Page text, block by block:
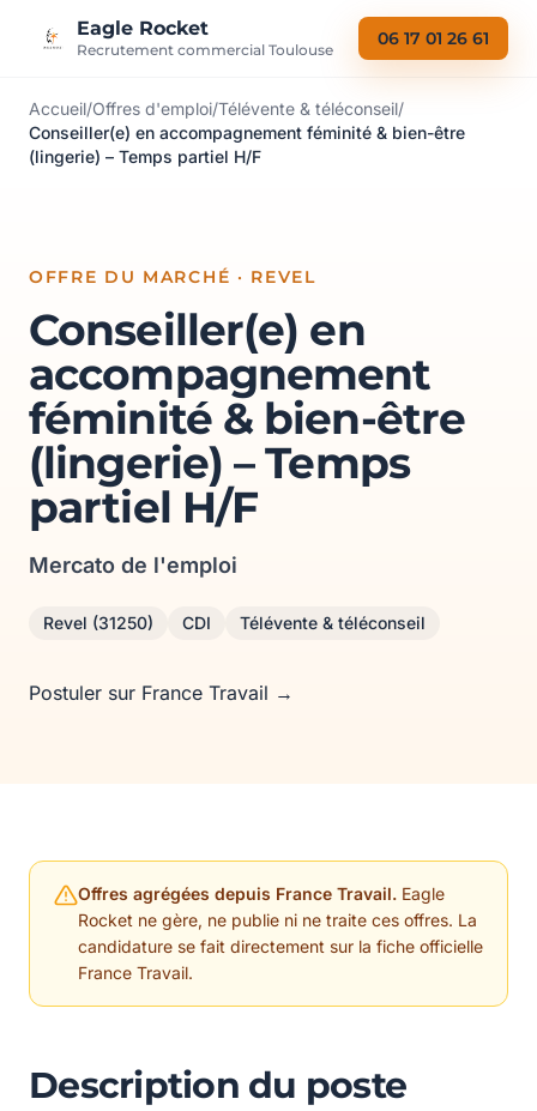
Eagle Rocket
Recrutement commercial Toulouse
06 17 01 26 61
Accueil/Offres d'emploi/Télévente & téléconseil/
Conseiller(e) en accompagnement féminité & bien-être
(lingerie) – Temps partiel H/F
OFFRE DU MARCHÉ · REVEL
Conseiller(e) en
accompagnement
féminité & bien-être
(lingerie) – Temps
partiel H/F
Mercato de l'emploi
Revel (31250) CDI Télévente & téléconseil
Postuler sur France Travail →
Offres agrégées depuis France Travail. Eagle
Rocket ne gère, ne publie ni ne traite ces offres. La
candidature se fait directement sur la fiche officielle
France Travail.
Description du poste